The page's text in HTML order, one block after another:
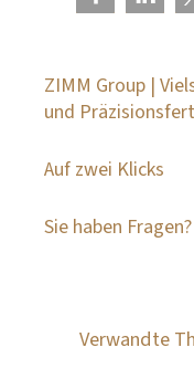
ZIMM Group |
und
Auf zwei Klicks
Sie haben Fragen?
Verwandte